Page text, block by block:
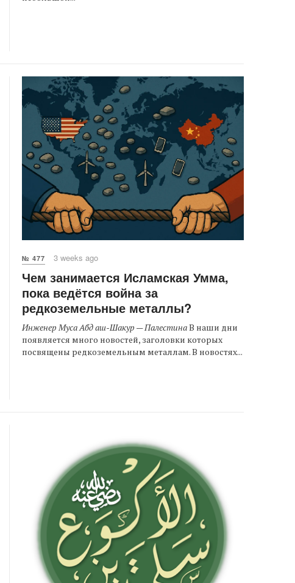
№ 477 3 weeks ago
Чем занимается Исламская Умма,
пока ведётся война за
редкоземельные металлы?
Инженер Муса Абд аш-Шакур — ПалестинаВ наши дни
появляется много новостей, заголовки которых
посвящены редкоземельным металлам. В новостях...